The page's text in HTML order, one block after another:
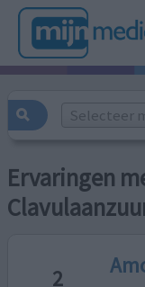
Selecteer
Ervaringen
2